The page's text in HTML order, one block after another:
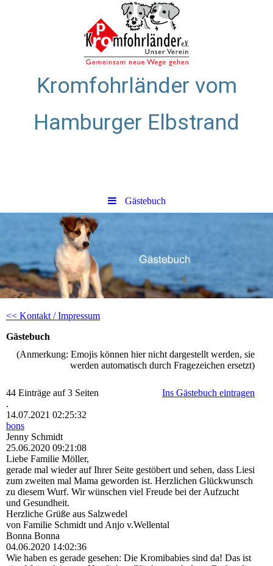
Kromfohrländer vom
Hamburger Elbstrand
Gästebuch
<< Kontakt / Impressum
Gästebuch
(Anmerkung: Emojis können hier nicht dargestellt werden, sie
werden automatisch durch Fragezeichen ersetzt)
44 Einträge auf 3 Seiten
Ins Gästebuch eintragen
.
14.07.2021 02:25:32
bons
Jenny Schmidt
25.06.2020 09:21:08
Liebe Familie Möller,
gerade mal wieder auf Ihrer Seite gestöbert und sehen, dass Liesi
zum zweiten mal Mama geworden ist. Herzlichen Glückwunsch
zu diesem Wurf. Wir wünschen viel Freude bei der Aufzucht
und Gesundheit.
Herzliche Grüße aus Salzwedel
von Familie Schmidt und Anjo v.Wellental
Bonna Bonna
04.06.2020 14:02:36
Wie haben es gerade gesehen: Die Kromibabies sind da! Das ist